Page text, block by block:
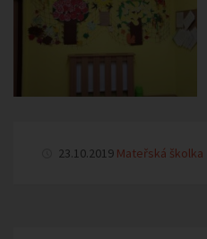
23.10.2019 Mateřská školka